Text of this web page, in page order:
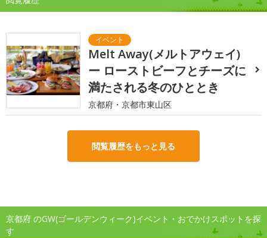
Melt Away(メルトアウェイ)
ー ローストビーフとチーズに
満たされる冬のひととき
京都府・京都市東山区
閲覧履歴をもっと見る
京都府 のGW(ゴールデンウィーク)イベント・おでかけスポットを探
す